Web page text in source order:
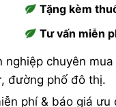
Tặng kèm
Tư vấn miễn
chuyên
đường phố đô thị.
phí & báo giá ưu